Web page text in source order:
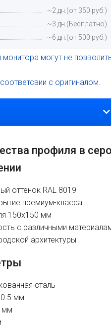
~2 дн.(от 350 руб.)
~3 дн.(Бесплатно)
~6 дн.(от 500 руб.)
могут не
с оригиналом.
профиля в
оттенок RAL 8019
премиум-класса
150х150 мм
с различными
архитектуры
сталь
0.5 мм
мм